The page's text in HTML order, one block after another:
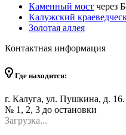
Каменный мост через
Калужский
Золотая аллея
Контактная информация
Где находится:
г. Калуга, ул. Пушкина, д.
№ 1, 2, 3 до остановки
Загрузка...